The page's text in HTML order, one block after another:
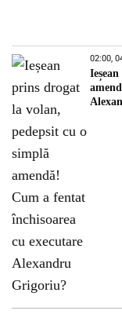
02:00,